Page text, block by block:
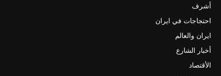
أشرف
احتجاجات في ايران
ايران والعالم
أخبار الشارع
الأقتصاد